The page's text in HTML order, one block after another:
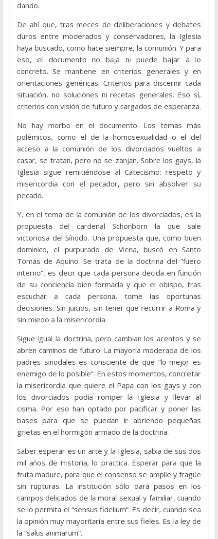
dando.
De ahí que, tras meces de deliberaciones y debates
duros entre moderados y conservadores, la Iglesia
haya buscado, como hace siempre, la comunión. Y para
eso, el documento no baja ni puede bajar a lo
concreto. Se mantiene en criterios generales y en
orientaciones genéricas. Criterios para discernir cada
situación, no soluciones ni recetas generales. Eso sí,
criterios con visión de futuro y cargados de esperanza.
No hay morbo en el documento. Los temas más
polémicos, como el de la homosexualidad o el del
acceso a la comunión de los divorciados vueltos a
casar, se tratan, pero no se zanjan. Sobre los gays, la
Iglesia sigue remitiéndose al Catecismo: respeto y
misericordia con el pecador, pero sin absolver su
pecado.
Y, en el tema de la comunión de los divorciados, es la
propuesta del cardenal Schonborn la que sale
victoriosa del Sínodo. Una propuesta que, como buen
dominico, el purpurado de Viena, buscó en Santo
Tomás de Aquino. Se trata de la doctrina del “fuero
interno”, es decir que cada persona decida en función
de su conciencia bien formada y que el obispo, tras
escuchar a cada persona, tome las oportunas
decisiones. Sin juicios, sin tener que recurrir a Roma y
sin miedo a la misericordia.
Sigue igual la doctrina, pero cambian los acentos y se
abren caminos de futuro. La mayoría moderada de los
padres sinodales es consciente de que “lo mejor es
enemigo de lo posible”. En estos momentos, concretar
la misericordia que quiere el Papa con los gays y con
los divorciados podía romper la Iglesia y llevar al
cisma. Por eso han optado por pacificar y poner las
bases para que se puedan ir abriendo pequeñas
grietas en el hormigón armado de la doctrina.
Saber esperar es un arte y la Iglesia, sabia de sus dos
mil años de Historia, lo practica. Esperar para que la
fruta madure, para que el consenso se amplíe y fragüe
sin rupturas. La institución sólo dará pasos en los
campos delicados de la moral sexual y familiar, cuando
se lo permita el “sensus fidelium”. Es decir, cuando sea
la opinión muy mayoritaria entre sus fieles. Es la ley de
la “salus animarum”.